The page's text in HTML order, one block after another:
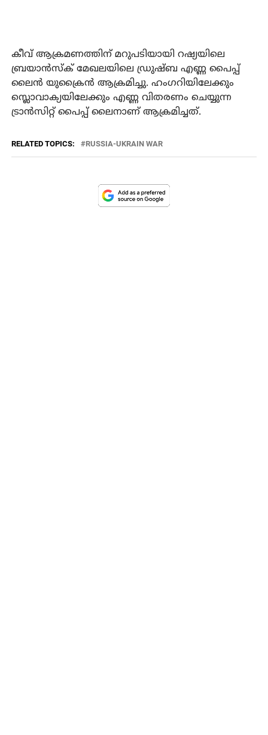
കീവ് ആക്രമണത്തിന് മറുപടിയായി റഷ്യയിലെ
ബ്രയാൻസ്ക് മേഖലയിലെ ഡ്രുഷ്ബ എണ്ണ പൈപ്പ്
ലൈൻ യുക്രൈൻ ആക്രമിച്ചു. ഹംഗറിയിലേക്കും
സ്ലൊവാക്യയിലേക്കും എണ്ണ വിതരണം ചെയ്യുന്ന
ട്രാൻസിറ്റ് പൈപ്പ് ‌ലൈനാണ് ആക്രമിച്ചത്.
RELATED TOPICS: RUSSIA-UKRAIN WAR